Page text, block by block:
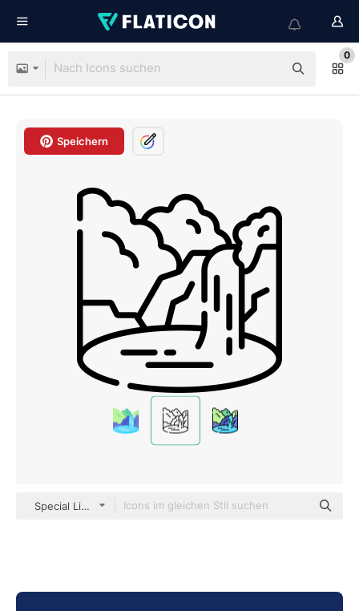
0
Speichern
Special Lineal